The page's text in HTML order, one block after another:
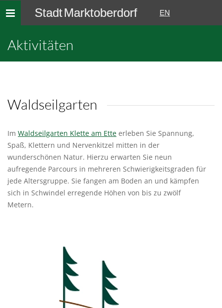
Toggle
navigation
Stadt Marktoberdorf EN
Aktivitäten
Waldseilgarten
Im Waldseilgarten Klette am Ette erleben Sie Spannung,
Spaß, Klettern und Nervenkitzel mitten in der
wunderschönen Natur. Hierzu erwarten Sie neun
aufregende Parcours in mehreren Schwierigkeitsgraden für
jede Altersgruppe. Sie fangen am Boden an und kämpfen
sich in Schwindel erregende Höhen von bis zu zwölf
Metern.